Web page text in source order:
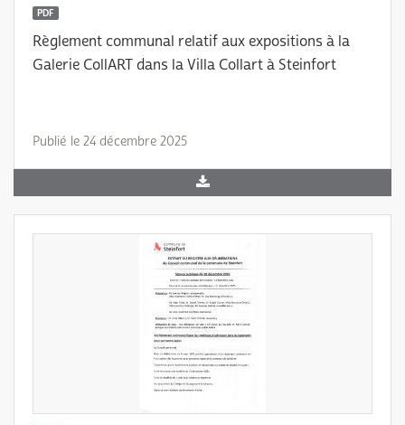
PDF
Règlement communal relatif aux expositions à la
Galerie CollART dans la Villa Collart à Steinfort
Publié le 24 décembre 2025